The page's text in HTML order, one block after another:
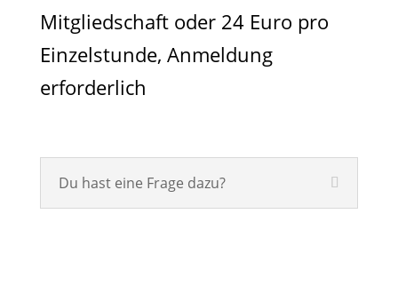
Mitgliedschaft oder 24 Euro pro
Einzelstunde, Anmeldung
erforderlich
Du hast eine Frage dazu?